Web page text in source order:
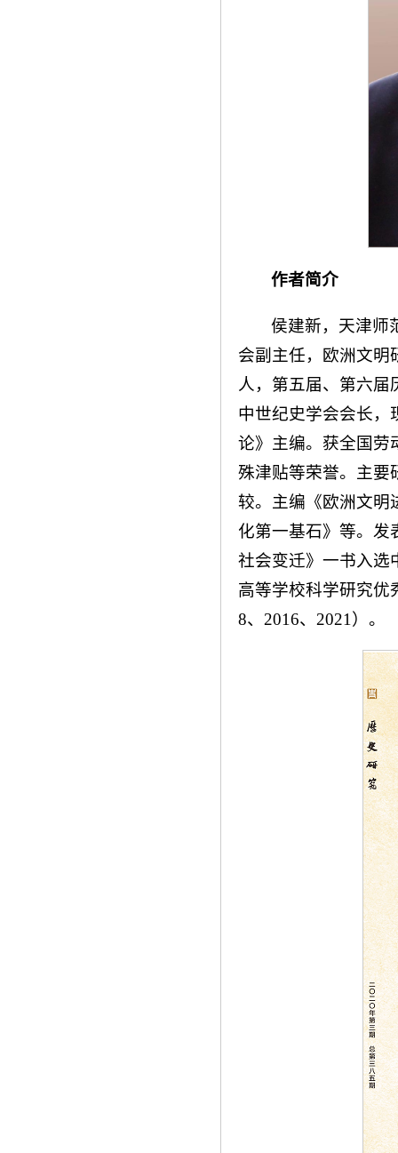
作者简介
侯建新，天津师
会副主任，欧洲文明
人，第五届、第六届
中世纪史学会会长，
论》主编。获全国劳
殊津贴等荣誉。主要
较。主编《欧洲文明
化第一基石》等。发
社会变迁》一书入选
高等学校科学研究优
8、2016、2021）。